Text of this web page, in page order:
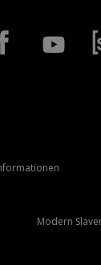
Modern